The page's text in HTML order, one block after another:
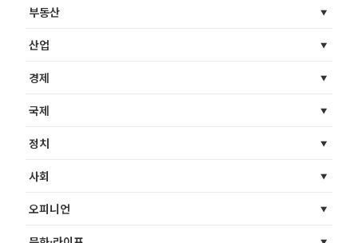
부동산
산업
경제
국제
정치
사회
오피니언